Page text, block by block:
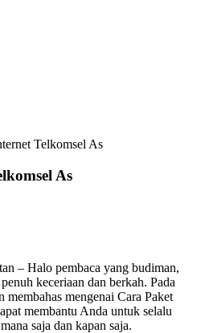
Telkomsel As
As
– Halo pembaca yang budiman,
keceriaan dan berkah. Pada
membahas mengenai Cara Paket
membantu Anda untuk selalu
saja dan kapan saja.